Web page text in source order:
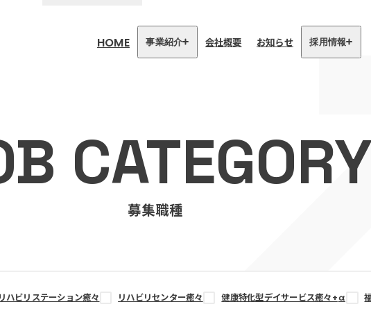
HOME 事業紹介
リハビリセンター癒々
健康特化型デイサービス癒々＋
α
福祉用具プランナー癒々
会社概要 お知らせ 採用情報
募集職種
ハビリステーション癒々 リハビリセンター癒々 健康特化型デイサービス癒々+α